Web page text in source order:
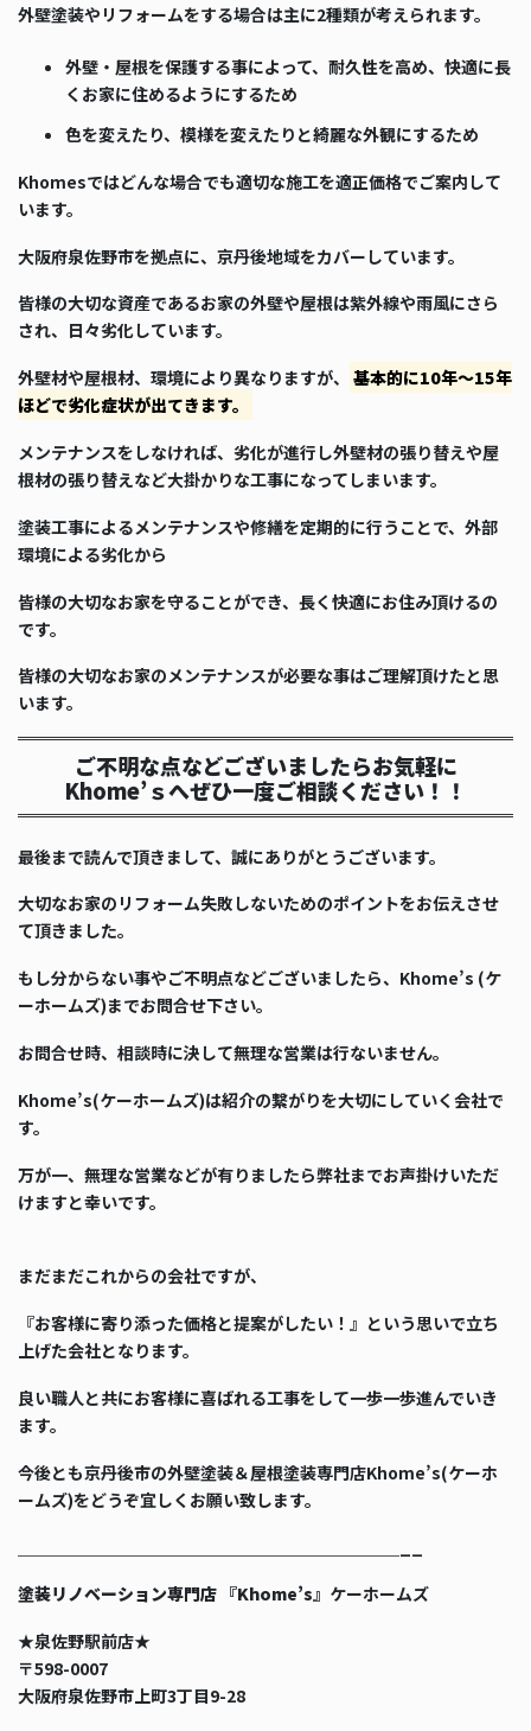
外壁塗装やリフォームをする場合は主に2種類が考えられます。
外壁・屋根を保護する事によって、耐久性を高め、快適に長
くお家に住めるようにするため
色を変えたり、模様を変えたりと綺麗な外観にするため
Khomesではどんな場合でも適切な施工を適正価格でご案内して
います。
大阪府泉佐野市を拠点に、京丹後地域をカバーしています。
皆様の大切な資産であるお家の外壁や屋根は紫外線や雨風にさら
され、日々劣化しています。
外壁材や屋根材、環境により異なりますが、 基本的に10年～15年
ほどで劣化症状が出てきます。
メンテナンスをしなければ、劣化が進行し外壁材の張り替えや屋
根材の張り替えなど大掛かりな工事になってしまいます。
塗装工事によるメンテナンスや修繕を定期的に行うことで、外部
環境による劣化から
皆様の大切なお家を守ることができ、長く快適にお住み頂けるの
です。
皆様の大切なお家のメンテナンスが必要な事はご理解頂けたと思
います。
ご不明な点などございましたらお気軽に
Khome’ｓへぜひ一度ご相談ください！！
最後まで読んで頂きまして、誠にありがとうございます。
大切なお家のリフォーム失敗しないためのポイントをお伝えさせ
て頂きました。
もし分からない事やご不明点などございましたら、Khome’s (ケ
ーホームズ)までお問合せ下さい。
お問合せ時、相談時に決して無理な営業は行ないません。
Khome’s(ケーホームズ)は紹介の繋がりを大切にしていく会社で
す。
万が一、無理な営業などが有りましたら弊社までお声掛けいただ
けますと幸いです。
まだまだこれからの会社ですが、
『お客様に寄り添った価格と提案がしたい！』という思いで立ち
上げた会社となります。
良い職人と共にお客様に喜ばれる工事をして一歩一歩進んでいき
ます。
今後とも京丹後市の外壁塗装＆屋根塗装専門店Khome’s(ケーホ
ームズ)をどうぞ宜しくお願い致します。
塗装リノベーション専門店 『Khome’s』 ケーホームズ
★泉佐野駅前店★
〒598-0007
大阪府泉佐野市上町3丁目9-28